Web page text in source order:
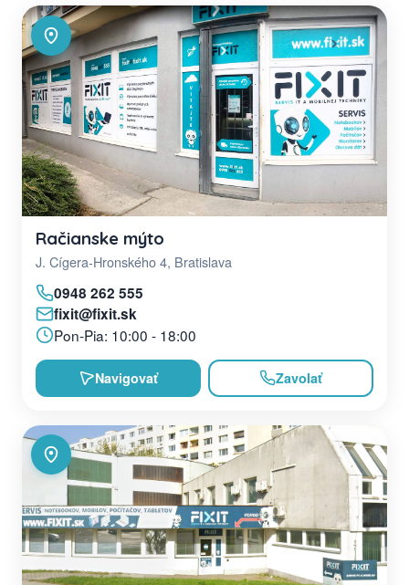
Račianske mýto
J. Cígera-Hronského 4, Bratislava
0948 262 555
fixit@fixit.sk
Pon-Pia: 10:00 - 18:00
Navigovať Zavolať